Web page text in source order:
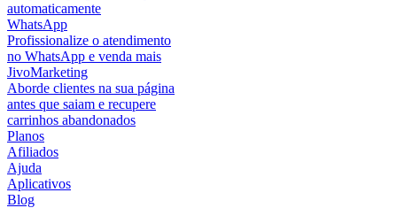
automaticamente
WhatsApp
Profissionalize o atendimento
no WhatsApp e venda mais
JivoMarketing
Aborde clientes na sua página
antes que saiam e recupere
carrinhos abandonados
Planos
Afiliados
Ajuda
Aplicativos
Blog